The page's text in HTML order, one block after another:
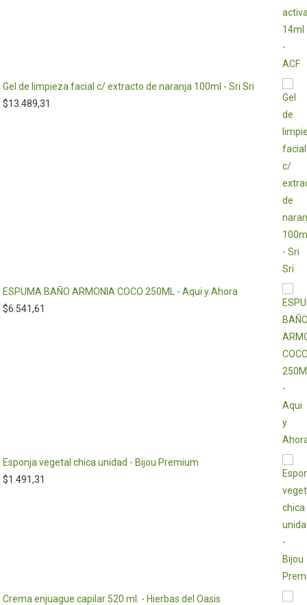
Gel de limpieza facial c/ extracto de naranja 100ml - Sri Sri
$13.489,31
ESPUMA BAÑO ARMONIA COCO 250ML - Aqui y Ahora
$6.541,61
Esponja vegetal chica unidad - Bijou Premium
$1.491,31
Crema enjuague capilar 520 ml. - Hierbas del Oasis